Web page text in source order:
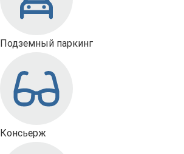
Подземный паркинг
Консьерж